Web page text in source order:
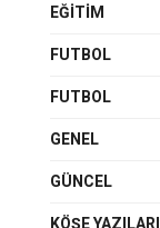
EĞİTİM
FUTBOL
FUTBOL
GENEL
GÜNCEL